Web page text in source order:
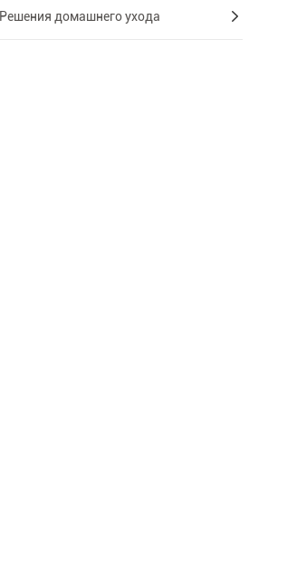
Решения домашнего ухода